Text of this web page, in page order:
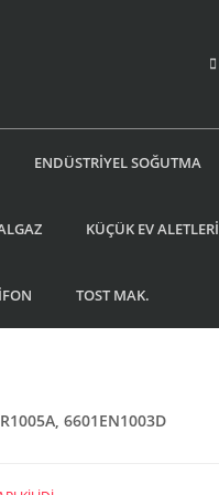
ENDÜSTRİYEL SOĞUTMA
KÜÇÜK EV ALETLERİ
TOST MAK.
6601EN1003D